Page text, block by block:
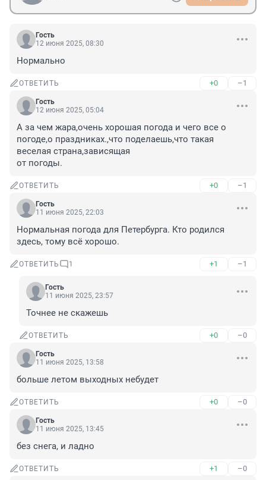
Гость
12 июня 2025, 08:30
Нормально
ОТВЕТИТЬ +0 –1
Гость
12 июня 2025, 05:04
А за чем жара,очень хорошая погода и чего все о
погоде,о праздниках.,что поделаешь,что такая
веселая страна,зависящая
от погоды.
ОТВЕТИТЬ +0 –1
Гость
11 июня 2025, 22:03
Нормальная погода для Петербурга. Кто родился
здесь, тому всё хорошо.
ОТВЕТИТЬ 1 +1 –1
Гость
11 июня 2025, 23:57
Точнее не скажешь
ОТВЕТИТЬ +0 –0
Гость
11 июня 2025, 13:58
больше летом выходных небудет
ОТВЕТИТЬ +0 –0
Гость
11 июня 2025, 13:45
без снега, и ладно
ОТВЕТИТЬ +1 –0